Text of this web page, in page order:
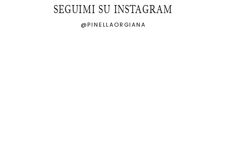
SEGUIMI SU INSTAGRAM
@PINELLAORGIANA